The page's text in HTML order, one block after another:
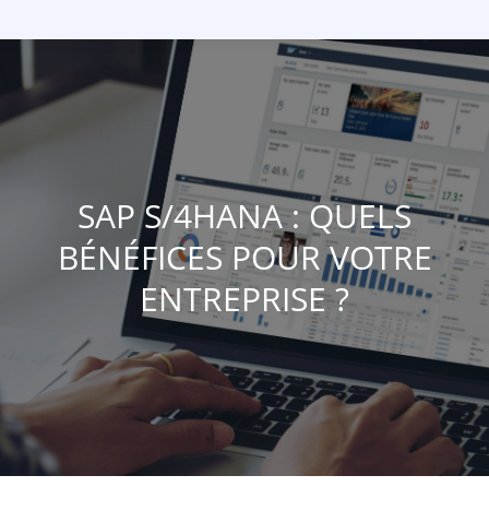
SAP S/4HANA : QUELS
BÉNÉFICES POUR VOTRE
ENTREPRISE ?